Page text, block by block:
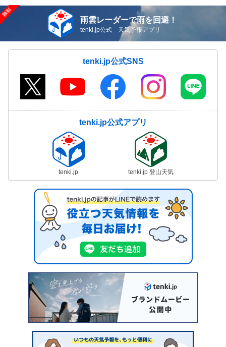
雨雲レーダーで雨を回避！
tenki.jp公式 天気予報アプリ
tenki.jp公式SNS
tenki.jp公式アプリ
tenki.jp tenki.jp 登山天気